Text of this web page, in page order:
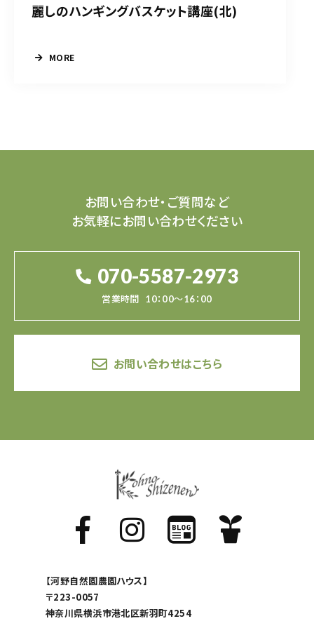
麗しのハンギングバスケット講座(北)
MORE
お問い合わせ・ご質問など
お気軽にお問い合わせください
070-5587-2973
営業時間 10：00～16：00
お問い合わせはこちら
【河野自然園農園ハウス】
〒223-0057
神奈川県横浜市港北区新羽町4254